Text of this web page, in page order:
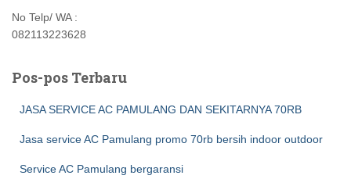
No Telp/ WA :
082113223628
Pos-pos Terbaru
JASA SERVICE AC PAMULANG DAN SEKITARNYA 70RB
Jasa service AC Pamulang promo 70rb bersih indoor outdoor
Service AC Pamulang bergaransi